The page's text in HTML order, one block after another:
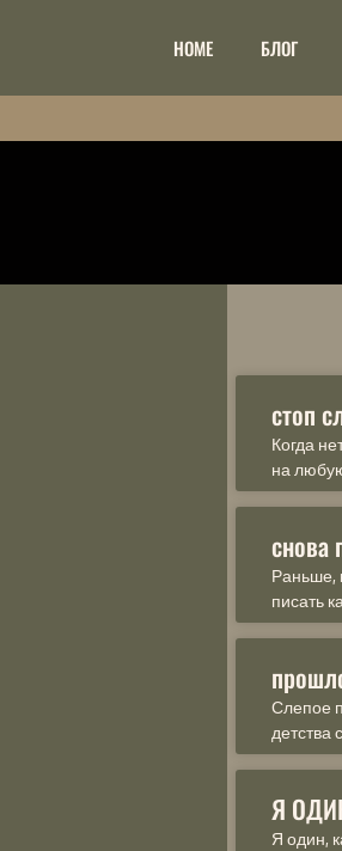
НОМЕ БЛОГ
стоп
Когда
на
снова
Раньше,
писать
Слепое
детства
Я
Я один,